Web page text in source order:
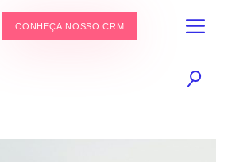
CONHEÇA NOSSO CRM